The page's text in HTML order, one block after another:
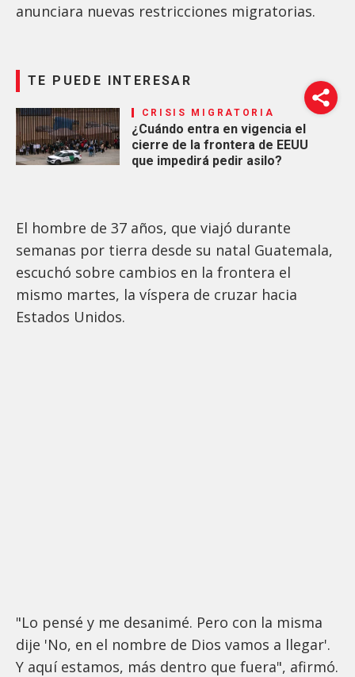
anunciara nuevas restricciones migratorias.
TE PUEDE INTERESAR
CRISIS MIGRATORIA
¿Cuándo entra en vigencia el
cierre de la frontera de EEUU
que impedirá pedir asilo?
El hombre de 37 años, que viajó durante
semanas por tierra desde su natal Guatemala,
escuchó sobre cambios en la frontera el
mismo martes, la víspera de cruzar hacia
Estados Unidos.
"Lo pensé y me desanimé. Pero con la misma
dije 'No, en el nombre de Dios vamos a llegar'.
Y aquí estamos, más dentro que fuera", afirmó.